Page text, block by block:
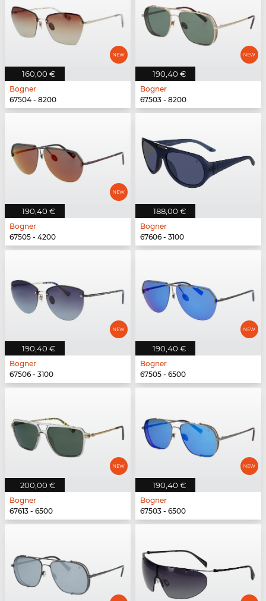
160,00 €
Bogner
67504 - 8200
190,40 €
Bogner
67503 - 8200
190,40 €
Bogner
67505 - 4200
188,00 €
Bogner
67606 - 3100
190,40 €
Bogner
67506 - 3100
190,40 €
Bogner
67505 - 6500
200,00 €
Bogner
67613 - 6500
190,40 €
Bogner
67503 - 6500